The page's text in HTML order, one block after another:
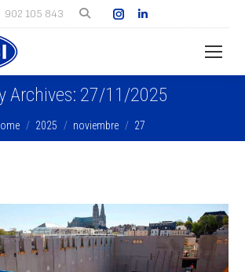
902 105 843
Instagram
page
in
new
page
in
new
Archives: 27/11/2025
are here:
2025 noviembre 27